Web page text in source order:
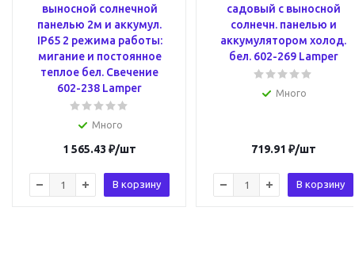
выносной солнечной
панелью 2м и аккумул.
IP65 2 режима работы:
мигание и постоянное
теплое бел. Свечение
602-238 Lamper
Много
1 565.43 ₽/шт
В корзину
садовый с выносной
солнечн. панелью и
аккумулятором холод.
бел. 602-269 Lamper
Много
719.91 ₽/шт
В корзину